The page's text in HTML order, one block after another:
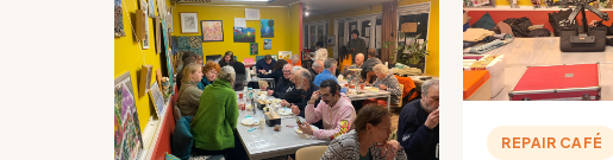
REPAIR CAFÉ